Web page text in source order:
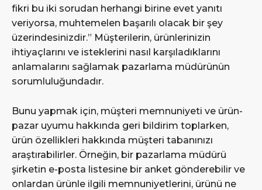
fikri bu iki sorudan herhangi birine evet yanıtı
veriyorsa, muhtemelen başarılı olacak bir şey
üzerindesinizdir.” Müşterilerin, ürünlerinizin
ihtiyaçlarını ve isteklerini nasıl karşıladıklarını
anlamalarını sağlamak pazarlama müdürünün
sorumluluğundadır.
Bunu yapmak için, müşteri memnuniyeti ve ürün-
pazar uyumu hakkında geri bildirim toplarken,
ürün özellikleri hakkında müşteri tabanınızı
araştırabilirler. Örneğin, bir pazarlama müdürü
şirketin e-posta listesine bir anket gönderebilir ve
onlardan ürünle ilgili memnuniyetlerini, ürünü ne